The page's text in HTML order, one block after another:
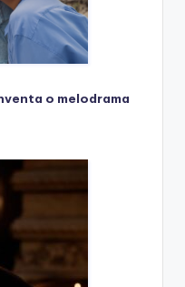
o melodrama